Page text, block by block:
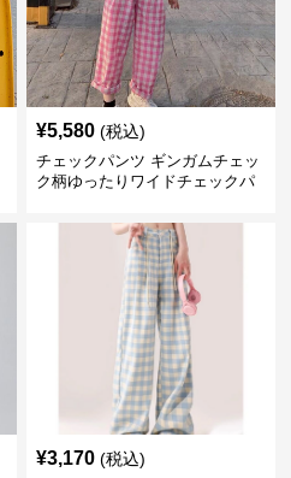
¥5,580 (税込)
チェックパンツ ギンガムチェッ
ク柄ゆったりワイドチェックパ
¥3,170 (税込)